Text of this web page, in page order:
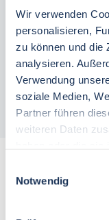
Wir verwenden
personalisieren,
zu können und die
analysieren.
Verwendung
soziale Medien,
Partner führen
weiteren Daten
Notwendig
Bestpreis-
24 Stunden
30 Tage vor
Flexible An-
Persönliche
Schneller,